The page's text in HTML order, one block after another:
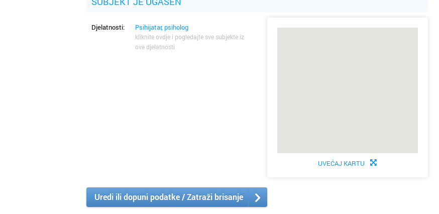
Djelatnosti: Psihijatar, psiholog
kliknite ovdje i pogledajte sve subjekte iz
ove djelatnosti
UVEĆAJ KARTU
Uredi ili dopuni podatke / Zatraži brisanje